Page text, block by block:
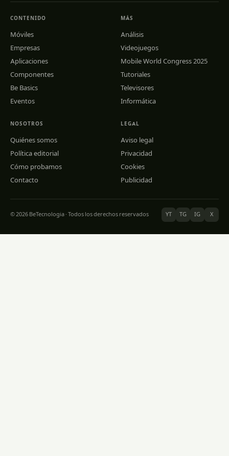
CONTENIDO
Móviles
Empresas
Aplicaciones
Componentes
Be Basics
Eventos
MÁS
Análisis
Videojuegos
Mobile World Congress 2025
Tutoriales
Televisores
Informática
NOSOTROS
Quiénes somos
Política editorial
Cómo probamos
Contacto
LEGAL
Aviso legal
Privacidad
Cookies
Publicidad
© 2026 BeTecnologia · Todos los derechos reservados YT TG IG X